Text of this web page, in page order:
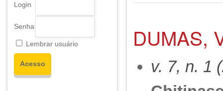
Login
Senha
Lembrar usuário DUMAS,
v. 7, n. 1